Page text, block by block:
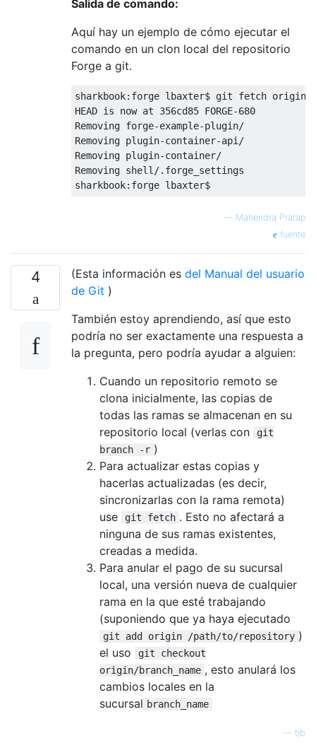
Salida de comando:
Aquí hay un ejemplo de cómo ejecutar el
comando en un clon local del repositorio
Forge a git.
sharkbook:forge lbaxter$ git fetch
HEAD is now at 356cd85 FORGE-680
Removing forge-example-plugin/
Removing plugin-container-api/
Removing plugin-container/
Removing shell/.forge_settings
— Mahendra Pratap
fuente
4 (Esta información es del Manual del usuario
de Git )
También estoy aprendiendo, así que esto
podría no ser exactamente una respuesta a
la pregunta, pero podría ayudar a alguien:
Cuando un repositorio remoto se
clona inicialmente, las copias de
todas las ramas se almacenan en su
repositorio local (verlas con
git
branch -r )
Para actualizar estas copias y
hacerlas actualizadas (es decir,
sincronizarlas con la rama remota)
use
git fetch . Esto no afectará a
ninguna de sus ramas existentes,
creadas a medida.
Para anular el pago de su sucursal
local, una versión nueva de cualquier
rama en la que esté trabajando
(suponiendo que ya haya ejecutado
git add origin /path/to/repository )
el uso
git checkout
origin/branch_name , esto anulará los
cambios locales en la
sucursal branch_name
tjb